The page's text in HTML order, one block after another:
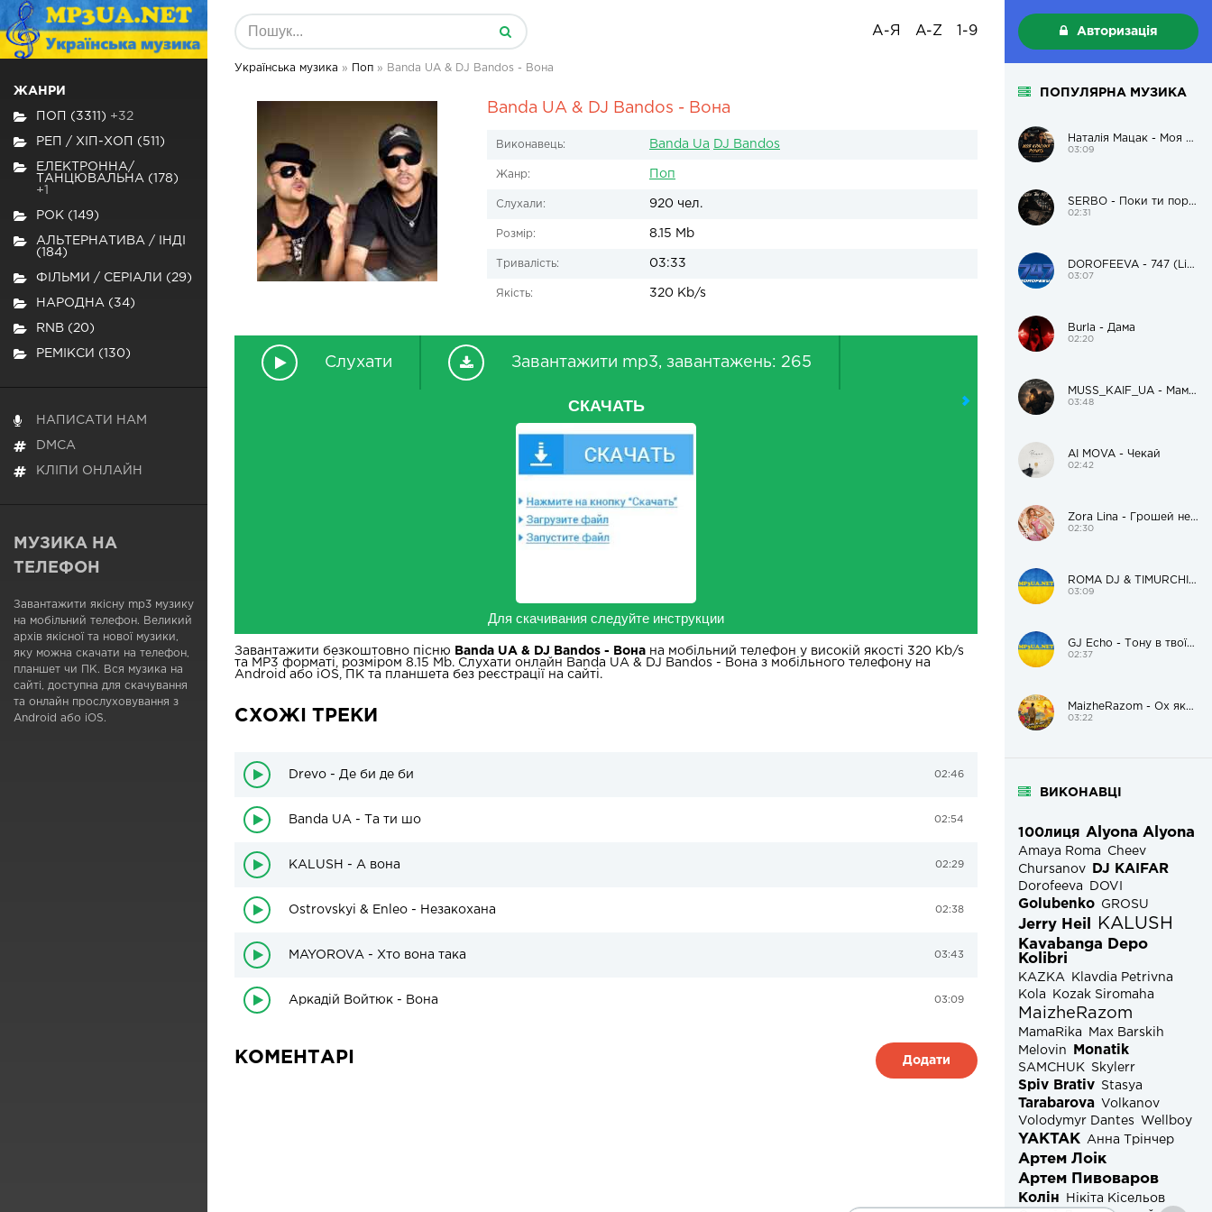
А-Я A-Z 1-9 Авторизація
Українська музика » Поп » Banda UA & DJ Bandos - Вона
Banda UA & DJ Bandos - Вона
Виконавець: Banda Ua DJ Bandos
Жанр: Поп
Слухали: 920 чел.
Розмір: 8.15 Mb
Тривалість: 03:33
Якість: 320 Kb/s
Слухати Завантажити mp3, завантажень: 265
СКАЧАТЬ
Для скачивания следуйте инструкции
Завантажити безкоштовно пісню Banda UA & DJ Bandos - Вона на мобільний телефон у високій якості 320 Kb/s
та MP3 форматі, розміром 8.15 Mb. Слухати онлайн Banda UA & DJ Bandos - Вона з мобільного телефону на
Android або iOS, ПК та планшета без реєстрації на сайті.
СХОЖІ ТРЕКИ
Drevo - Де би де би 02:46
Banda UA - Та ти шо 02:54
KALUSH - А вона 02:29
Ostrovskyi & Enleo - Незакохана 02:38
MAYOROVA - Хто вона така 03:43
Аркадій Войтюк - Вона 03:09
КОМЕНТАРІ Додати
ЖАНРИ
ПОП (3311) +32
РЕП / ХІП-ХОП (511)
ЕЛЕКТРОННА/
ТАНЦЮВАЛЬНА (178)
+1
РОК (149)
АЛЬТЕРНАТИВА / ІНДІ
(184)
ФІЛЬМИ / СЕРІАЛИ (29)
НАРОДНА (34)
RNB (20)
РЕМІКСИ (130)
НАПИСАТИ НАМ
DMCA
КЛІПИ ОНЛАЙН
МУЗИКА НА
ТЕЛЕФОН
Завантажити якісну mp3 музику
на мобільний телефон. Великий
архів якісної та нової музики,
яку можна скачати на телефон,
планшет чи ПК. Вся музика на
сайті, доступна для скачування
та онлайн прослуховування з
Android або iOS.
ПОПУЛЯРНА МУЗИКА
Наталія Мацак - Моя красуня рулить
03:09
SERBO - Поки ти поруч
02:31
DOROFEEVA - 747 (Live Version)
03:07
Burla - Дама
02:20
MUSS_KAIF_UA - Мам, я пацанам поможу і додому
03:48
AI MOVA - Чекай
02:42
Zora Lina - Грошей нема, але я красива
02:30
ROMA DJ & TIMURCHIK – Цілуй мене
03:09
GJ Echo - Тону в твоїх очах
02:37
MaizheRazom - Ох яка ж ти солоденька
03:22
ВИКОНАВЦІ
100лиця Alyona Alyona
Amaya Roma
Cheev
Chursanov
DJ KAIFAR
Dorofeeva DOVI
Golubenko GROSU
Jerry Heil KALUSH
Kavabanga Depo
Kolibri
KAZKA
Klavdia Petrivna
Kola
Kozak Siromaha
MaizheRazom
MamaRika
Max Barskih
Melovin
Monatik
SAMCHUK Skylerr
Spiv Brativ Stasya
Tarabarova
Volkanov
Volodymyr Dantes
Wellboy
YAKTAK Анна Трінчер
Артем Лоік
Артем Пивоваров
Колін
Нікіта Кісельов